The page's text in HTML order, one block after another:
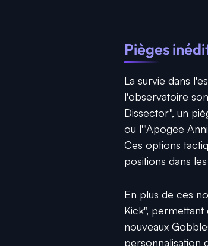
Pièges
La survie dans
l'observatoire
Dissector", un
ou l'"Apogee
Ces options
positions dans
En plus de ces
Kick",
nouveaux
personnalisation